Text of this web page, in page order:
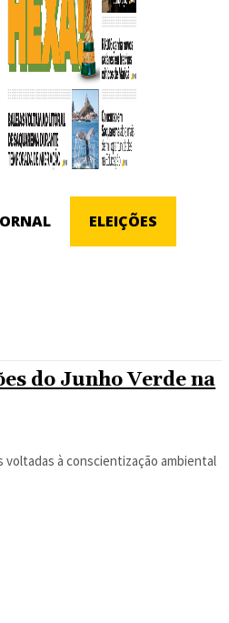
ELEIÇÕES
do Junho Verde na
voltadas à conscientização ambiental